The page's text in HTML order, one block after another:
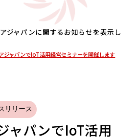
ジャパンに関するお知らせを表示し
ジャパンでIoT活用経営セミナーを開催します
リリース
ャパンでIoT活用